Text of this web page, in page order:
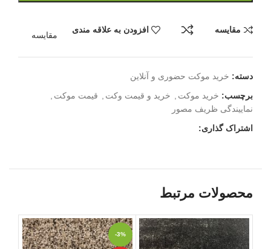
مقایسه افزودن به علاقه مندی
مقایسه
دسته: خرید موکت حضوری و آنلاین
برچسب: خرید موکت خرید و قیمت وکت قیمت موکت
نماییندگی ظریف مصور
اشتراک گذاری:
محصولات مرتبط
-3%